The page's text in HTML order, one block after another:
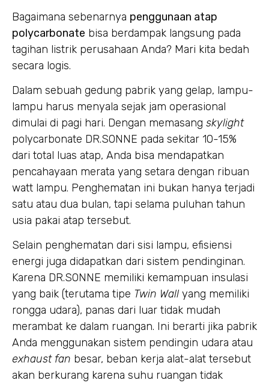
Bagaimana sebenarnya penggunaan atap
polycarbonate bisa berdampak langsung pada
tagihan listrik perusahaan Anda? Mari kita bedah
secara logis.
Dalam sebuah gedung pabrik yang gelap, lampu-
lampu harus menyala sejak jam operasional
dimulai di pagi hari. Dengan memasang skylight
polycarbonate DR.SONNE pada sekitar 10-15%
dari total luas atap, Anda bisa mendapatkan
pencahayaan merata yang setara dengan ribuan
watt lampu. Penghematan ini bukan hanya terjadi
satu atau dua bulan, tapi selama puluhan tahun
usia pakai atap tersebut.
Selain penghematan dari sisi lampu, efisiensi
energi juga didapatkan dari sistem pendinginan.
Karena DR.SONNE memiliki kemampuan insulasi
yang baik (terutama tipe Twin Wall yang memiliki
rongga udara), panas dari luar tidak mudah
merambat ke dalam ruangan. Ini berarti jika pabrik
Anda menggunakan sistem pendingin udara atau
exhaust fan besar, beban kerja alat-alat tersebut
akan berkurang karena suhu ruangan tidak